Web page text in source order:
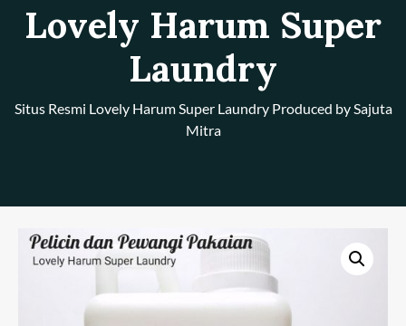
Lovely Harum Super
Laundry
Situs Resmi Lovely Harum Super Laundry Produced by Sajuta
Mitra